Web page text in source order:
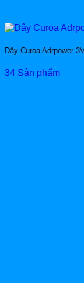
Dây Curoa Adrpower
34 Sản phẩm